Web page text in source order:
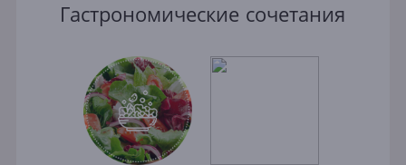
Гастрономические сочетания